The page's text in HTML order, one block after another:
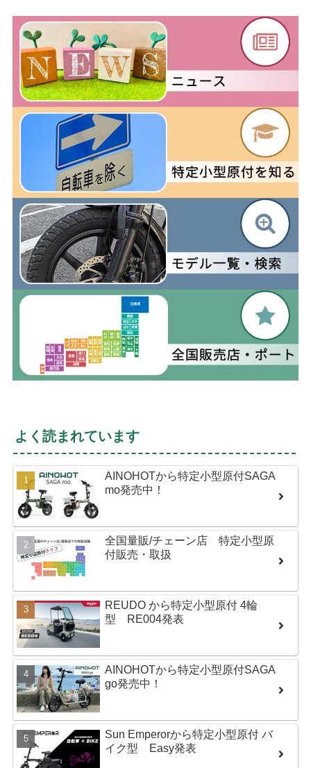
よく読まれています
AINOHOTから特定小型原付SAGA
mo発売中！
全国量販/チェーン店 特定小型原
付販売・取扱
REUDO から特定小型原付 4輪
型 RE004発表
AINOHOTから特定小型原付SAGA
go発売中！
Sun Emperorから特定小型原付 バ
イク型 Easy発表